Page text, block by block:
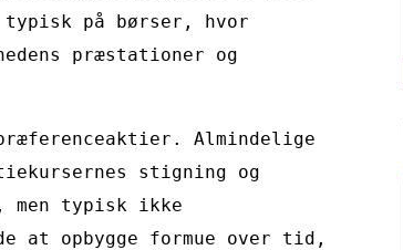
på børser, hvor
præstationer og
Almindelige
stigning og
typisk ikke
at opbygge formue over tid,